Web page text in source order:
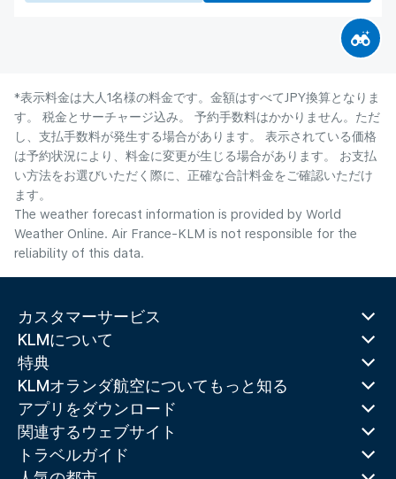
*表示料金は大人1名様の料金です。金額はすべてJPY換算となりま
す。 税金とサーチャージ込み。 予約手数料はかかりません。ただ
し、支払手数料が発生する場合があります。 表示されている価格
は予約状況により、料金に変更が生じる場合があります。 お支払
い方法をお選びいただく際に、正確な合計料金をご確認いただけ
ます。
The weather forecast information is provided by World
Weather Online. Air France-KLM is not responsible for the
reliability of this data.
カスタマーサービス
KLMについて
特典
KLMオランダ航空についてもっと知る
アプリをダウンロード
関連するウェブサイト
トラベルガイド